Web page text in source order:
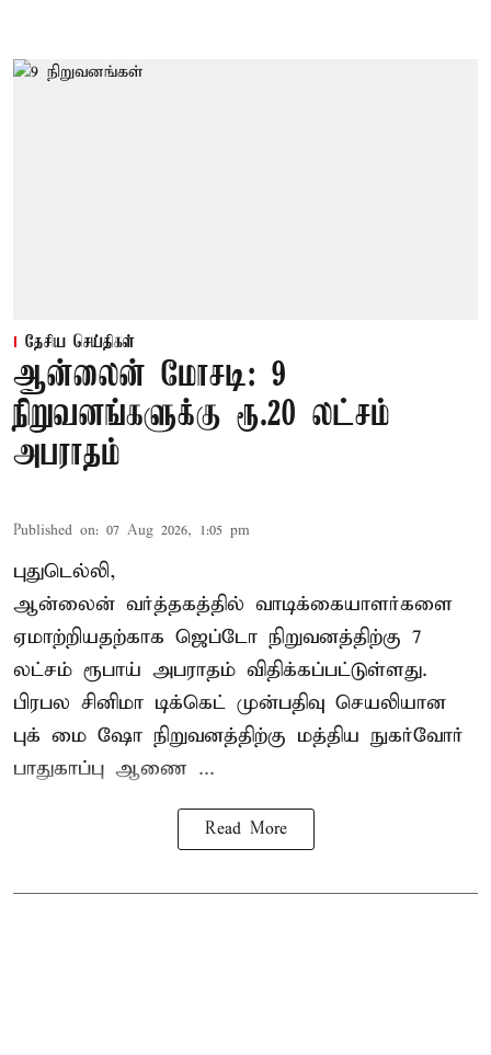
தேசிய செய்திகள்
ஆன்லைன் மோசடி: 9
நிறுவனங்களுக்கு ரூ.20 லட்சம்
அபராதம்
Published on: 07 Aug 2026, 1:05 pm
புதுடெல்லி,
ஆன்லைன் வர்த்தகத்தில் வாடிக்கையாளர்களை
ஏமாற்றியதற்காக ஜெப்டோ நிறுவனத்திற்கு 7
லட்சம் ரூபாய் அபராதம் விதிக்கப்பட்டுள்ளது.
பிரபல சினிமா டிக்கெட் முன்பதிவு செயலியான
புக் மை ஷோ நிறுவனத்திற்கு மத்திய நுகர்வோர்
பாதுகாப்பு ஆணை ...
Read More